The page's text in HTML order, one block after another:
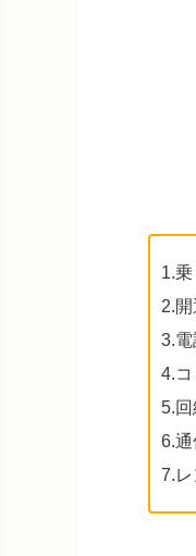
1.
2.
3.
4.
5.回
6.
7.